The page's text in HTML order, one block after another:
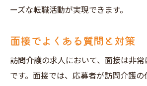
ーズな転職活動が実現できます。
面接でよくある質問と対策
訪問介護の求人において、面接は非
です。面接では、応募者が訪問介護